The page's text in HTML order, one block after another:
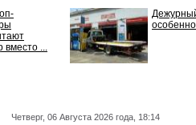
вместо ...
Четверг, 06 Августа 2026 года, 18:14